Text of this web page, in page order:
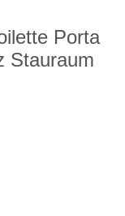
Porta
Stauraum